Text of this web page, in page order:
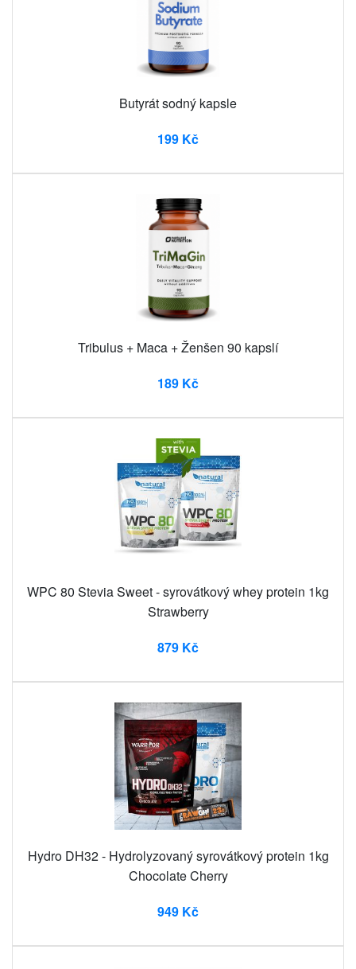
Butyrát sodný kapsle
199 Kč
Tribulus + Maca + Ženšen 90 kapslí
189 Kč
WPC 80 Stevia Sweet - syrovátkový whey protein 1kg
Strawberry
879 Kč
Hydro DH32 - Hydrolyzovaný syrovátkový protein 1kg
Chocolate Cherry
949 Kč